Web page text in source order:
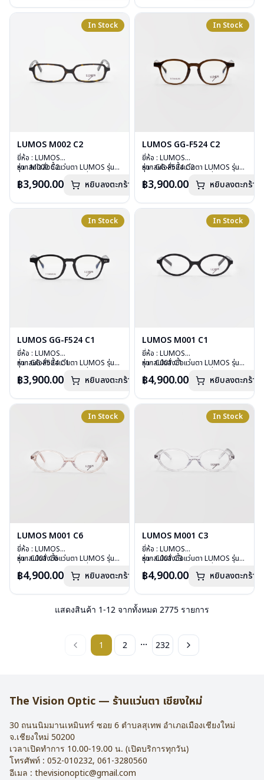
In Stock
LUMOS M002 C2
ยี่ห้อ : LUMOS
รุ่น : M002 C2
เลนส์ : Demo Lens
น้ำหนัก : 20 กรัม
อุปกรณ์ : กล่องแว่น , ผ้าเช็ดแว่น
หากสนใจสั่งชื้อแว่นตา LUMOS รุ่น
กรุณาติดต่อเราคลิก
฿3,900.00 หยิบลงตะกร้า
In Stock
LUMOS GG-F524 C2
ยี่ห้อ : LUMOS
รุ่น : GG-F524 C2
เลนส์ : Demo Lens
น้ำหนัก : 29 กรัม
อุปกรณ์ : กล่องแว่น , ผ้าเช็ดแว่น
หากสนใจสั่งชื้อแว่นตา LUMOS รุ่น
กรุณาติดต่อเราคลิก
฿3,900.00 หยิบลงตะกร้า
In Stock
LUMOS GG-F524 C1
ยี่ห้อ : LUMOS
รุ่น : GG-F524 C1
เลนส์ : Demo Lens
น้ำหนัก : 29 กรัม
อุปกรณ์ : กล่องแว่น , ผ้าเช็ดแว่น
หากสนใจสั่งชื้อแว่นตา LUMOS รุ่น
กรุณาติดต่อเราคลิก
฿3,900.00 หยิบลงตะกร้า
In Stock
LUMOS M001 C1
ยี่ห้อ : LUMOS
รุ่น : C001 C1
เลนส์ : Demo Lens
น้ำหนัก : 26 กรัม
อุปกรณ์ : กล่องแว่น , ผ้าเช็ดแว่น
หากสนใจสั่งชื้อแว่นตา LUMOS รุ่น
กรุณาติดต่อเราคลิก
฿4,900.00 หยิบลงตะกร้า
In Stock
LUMOS M001 C6
ยี่ห้อ : LUMOS
รุ่น : C001 C6
เลนส์ : Demo Lens
น้ำหนัก : 26 กรัม
อุปกรณ์ : กล่องแว่น , ผ้าเช็ดแว่น
การรับประกัน : 2 ปี
หากสนใจสั่งชื้อแว่นตา LUMOS รุ่น
กรุณาติดต่อเราคลิก
฿4,900.00 หยิบลงตะกร้า
In Stock
LUMOS M001 C3
ยี่ห้อ : LUMOS
รุ่น : C001 C3
เลนส์ : Demo Lens
น้ำหนัก : 26 กรัม
อุปกรณ์ : กล่องแว่น , ผ้าเช็ดแว่น
การรับประกัน : 2 ปี
หากสนใจสั่งชื้อแว่นตา LUMOS รุ่น
กรุณาติดต่อเราคลิก
฿4,900.00 หยิบลงตะกร้า
แสดงสินค้า 1-12 จากทั้งหมด 2775 รายการ
1 2 ... 232
The Vision Optic — ร้านแว่นตา เชียงใหม่
30 ถนนนิมมานเหมินทร์ ซอย 6 ตำบลสุเทพ อำเภอเมืองเชียงใหม่
จ.เชียงใหม่ 50200
เวลาเปิดทำการ 10.00-19.00 น. (เปิดบริการทุกวัน)
โทรศัพท์ : 052-010232, 061-3280560
อีเมล : thevisionoptic@gmail.com